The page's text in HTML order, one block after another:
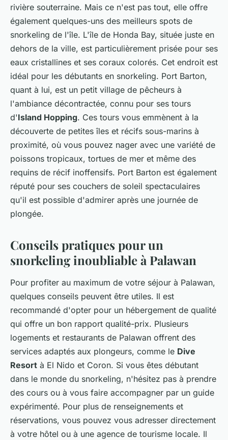
rivière souterraine. Mais ce n'est pas tout, elle offre
également quelques-uns des meilleurs spots de
snorkeling de l'île. L'île de Honda Bay, située juste en
dehors de la ville, est particulièrement prisée pour ses
eaux cristallines et ses coraux colorés. Cet endroit est
idéal pour les débutants en snorkeling. Port Barton,
quant à lui, est un petit village de pêcheurs à
l'ambiance décontractée, connu pour ses tours
d'Island Hopping. Ces tours vous emmènent à la
découverte de petites îles et récifs sous-marins à
proximité, où vous pouvez nager avec une variété de
poissons tropicaux, tortues de mer et même des
requins de récif inoffensifs. Port Barton est également
réputé pour ses couchers de soleil spectaculaires
qu'il est possible d'admirer après une journée de
plongée.
Conseils pratiques pour un
snorkeling inoubliable à Palawan
Pour profiter au maximum de votre séjour à Palawan,
quelques conseils peuvent être utiles. Il est
recommandé d'opter pour un hébergement de qualité
qui offre un bon rapport qualité-prix. Plusieurs
logements et restaurants de Palawan offrent des
services adaptés aux plongeurs, comme le Dive
Resort à El Nido et Coron. Si vous êtes débutant
dans le monde du snorkeling, n'hésitez pas à prendre
des cours ou à vous faire accompagner par un guide
expérimenté. Pour plus de renseignements et
réservations, vous pouvez vous adresser directement
à votre hôtel ou à une agence de tourisme locale. Il